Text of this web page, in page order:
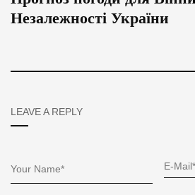
Незалежності України
LEAVE A REPLY